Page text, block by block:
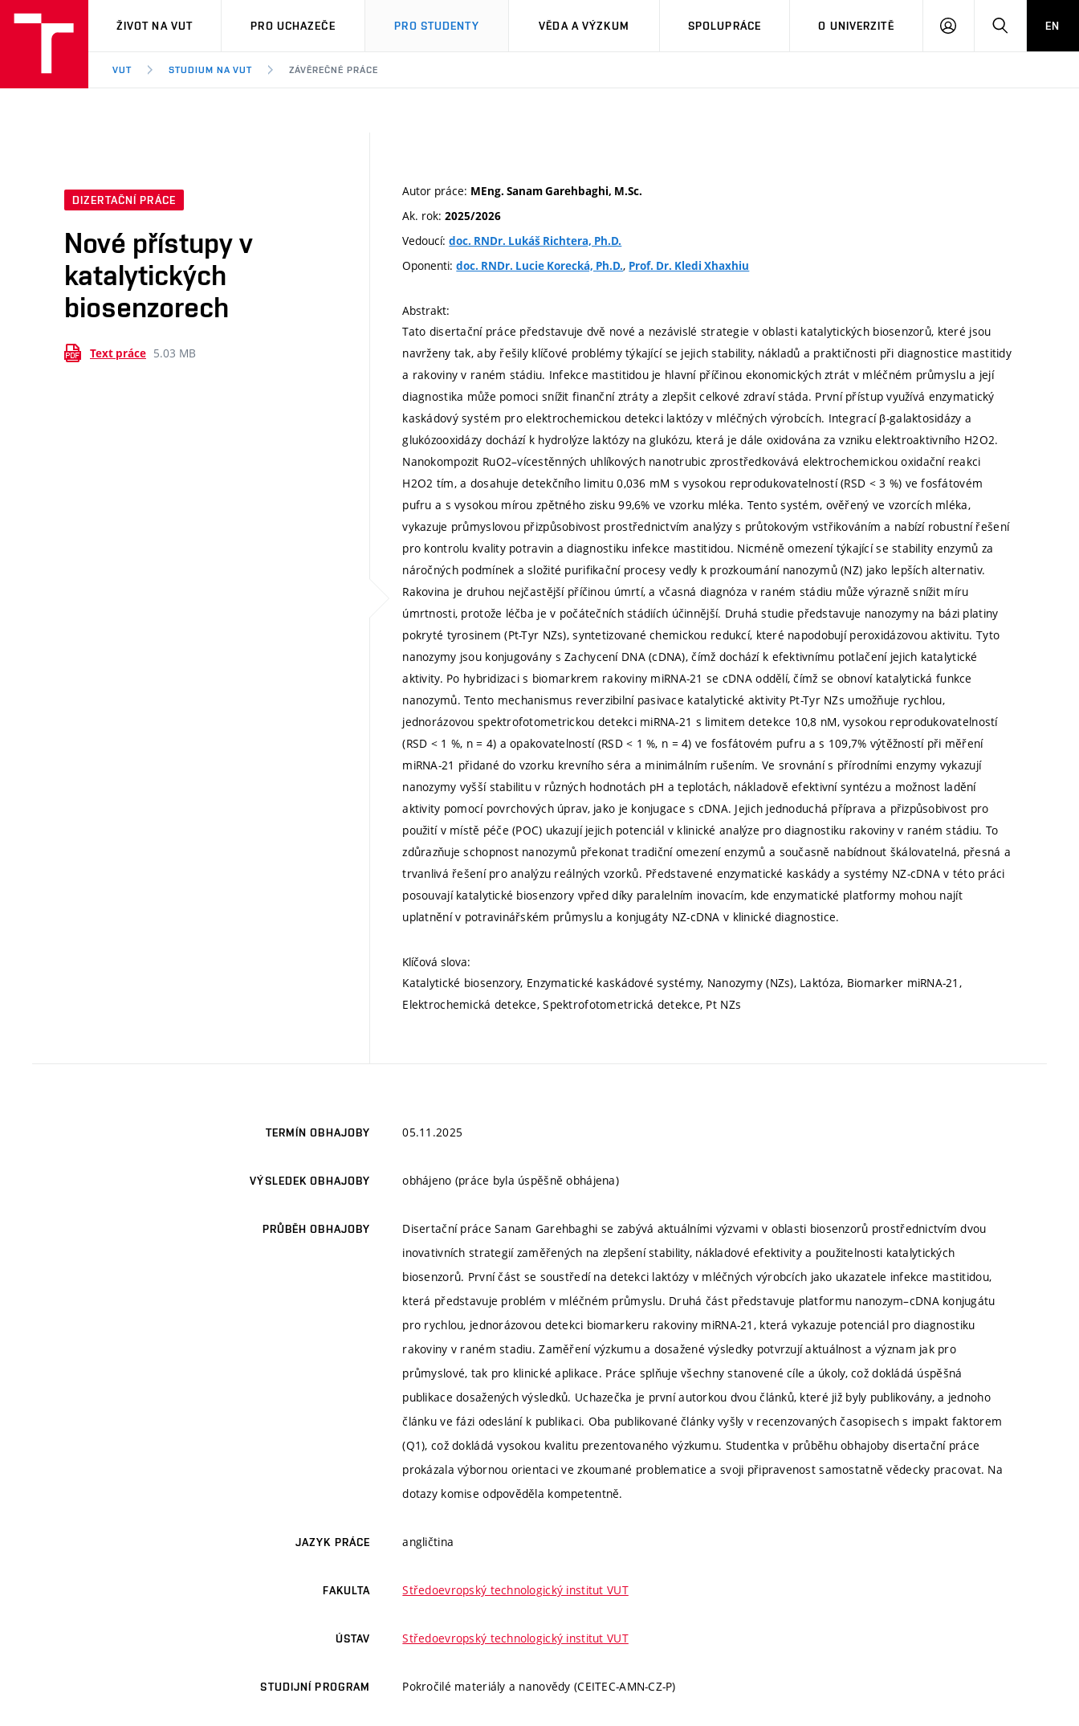
VUT
ŽIVOT NA VUT PRO UCHAZEČE PRO STUDENTY VĚDA A VÝZKUM SPOLUPRÁCE O UNIVERZITĚ
PŘIHLÁSIT HLEDATEN
VUT STUDIUM NA VUT ZÁVĚREČNÉ PRÁCE
DIZERTAČNÍ PRÁCE
Nové přístupy v
katalytických
biosenzorech
Text práce 5.03 MB
Autor práce: MEng. Sanam Garehbaghi, M.Sc.
Ak. rok:2025/2026
Vedoucí:doc. RNDr. Lukáš Richtera, Ph.D.
Oponenti:doc. RNDr. Lucie Korecká, Ph.D., Prof. Dr. Kledi Xhaxhiu
Abstrakt:
Tato disertační práce představuje dvě nové a nezávislé strategie v oblasti katalytických biosenzorů, které jsou
navrženy tak, aby řešily klíčové problémy týkající se jejich stability, nákladů a praktičnosti při diagnostice mastitidy
a rakoviny v raném stádiu. Infekce mastitidou je hlavní příčinou ekonomických ztrát v mléčném průmyslu a její
diagnostika může pomoci snížit finanční ztráty a zlepšit celkové zdraví stáda. První přístup využívá enzymatický
kaskádový systém pro elektrochemickou detekci laktózy v mléčných výrobcích. Integrací β-galaktosidázy a
glukózooxidázy dochází k hydrolýze laktózy na glukózu, která je dále oxidována za vzniku elektroaktivního H2O2.
Nanokompozit RuO2–vícestěnných uhlíkových nanotrubic zprostředkovává elektrochemickou oxidační reakci
H2O2 tím, a dosahuje detekčního limitu 0,036 mM s vysokou reprodukovatelností (RSD < 3 %) ve fosfátovém
pufru a s vysokou mírou zpětného zisku 99,6% ve vzorku mléka. Tento systém, ověřený ve vzorcích mléka,
vykazuje průmyslovou přizpůsobivost prostřednictvím analýzy s průtokovým vstřikováním a nabízí robustní řešení
pro kontrolu kvality potravin a diagnostiku infekce mastitidou. Nicméně omezení týkající se stability enzymů za
náročných podmínek a složité purifikační procesy vedly k prozkoumání nanozymů (NZ) jako lepších alternativ.
Rakovina je druhou nejčastější příčinou úmrtí, a včasná diagnóza v raném stádiu může výrazně snížit míru
úmrtnosti, protože léčba je v počátečních stádiích účinnější. Druhá studie představuje nanozymy na bázi platiny
pokryté tyrosinem (Pt-Tyr NZs), syntetizované chemickou redukcí, které napodobují peroxidázovou aktivitu. Tyto
nanozymy jsou konjugovány s Zachycení DNA (cDNA), čímž dochází k efektivnímu potlačení jejich katalytické
aktivity. Po hybridizaci s biomarkrem rakoviny miRNA-21 se cDNA oddělí, čímž se obnoví katalytická funkce
nanozymů. Tento mechanismus reverzibilní pasivace katalytické aktivity Pt-Tyr NZs umožňuje rychlou,
jednorázovou spektrofotometrickou detekci miRNA-21 s limitem detekce 10,8 nM, vysokou reprodukovatelností
(RSD < 1 %, n = 4) a opakovatelností (RSD < 1 %, n = 4) ve fosfátovém pufru a s 109,7% výtěžností při měření
miRNA-21 přidané do vzorku krevního séra a minimálním rušením. Ve srovnání s přírodními enzymy vykazují
nanozymy vyšší stabilitu v různých hodnotách pH a teplotách, nákladově efektivní syntézu a možnost ladění
aktivity pomocí povrchových úprav, jako je konjugace s cDNA. Jejich jednoduchá příprava a přizpůsobivost pro
použití v místě péče (POC) ukazují jejich potenciál v klinické analýze pro diagnostiku rakoviny v raném stádiu. To
zdůrazňuje schopnost nanozymů překonat tradiční omezení enzymů a současně nabídnout škálovatelná, přesná a
trvanlivá řešení pro analýzu reálných vzorků. Představené enzymatické kaskády a systémy NZ-cDNA v této práci
posouvají katalytické biosenzory vpřed díky paralelním inovacím, kde enzymatické platformy mohou najít
uplatnění v potravinářském průmyslu a konjugáty NZ-cDNA v klinické diagnostice.
Klíčová slova:
Katalytické biosenzory, Enzymatické kaskádové systémy, Nanozymy (NZs), Laktóza, Biomarker miRNA-21,
Elektrochemická detekce, Spektrofotometrická detekce, Pt NZs
TERMÍN OBHAJOBY 05.11.2025
VÝSLEDEK OBHAJOBY obhájeno (práce byla úspěšně obhájena)
PRŮBĚH OBHAJOBY
Disertační práce Sanam Garehbaghi se zabývá aktuálními výzvami v oblasti biosenzorů prostřednictvím dvou
inovativních strategií zaměřených na zlepšení stability, nákladové efektivity a použitelnosti katalytických
biosenzorů. První část se soustředí na detekci laktózy v mléčných výrobcích jako ukazatele infekce mastitidou,
která představuje problém v mléčném průmyslu. Druhá část představuje platformu nanozym–cDNA konjugátu
pro rychlou, jednorázovou detekci biomarkeru rakoviny miRNA-21, která vykazuje potenciál pro diagnostiku
rakoviny v raném stadiu. Zaměření výzkumu a dosažené výsledky potvrzují aktuálnost a význam jak pro
průmyslové, tak pro klinické aplikace. Práce splňuje všechny stanovené cíle a úkoly, což dokládá úspěšná
publikace dosažených výsledků. Uchazečka je první autorkou dvou článků, které již byly publikovány, a jednoho
článku ve fázi odeslání k publikaci. Oba publikované články vyšly v recenzovaných časopisech s impakt faktorem
(Q1), což dokládá vysokou kvalitu prezentovaného výzkumu. Studentka v průběhu obhajoby disertační práce
prokázala výbornou orientaci ve zkoumané problematice a svoji připravenost samostatně vědecky pracovat. Na
dotazy komise odpověděla kompetentně.
JAZYK PRÁCE angličtina
FAKULTA Středoevropský technologický institut VUT
ÚSTAV Středoevropský technologický institut VUT
STUDIJNÍ PROGRAM Pokročilé materiály a nanovědy (CEITEC-AMN-CZ-P)